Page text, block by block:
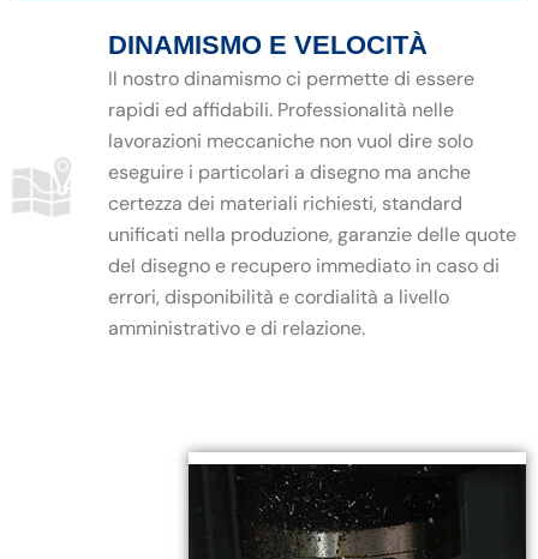
DINAMISMO E VELOCITÀ
Il nostro dinamismo ci permette di essere
rapidi ed affidabili. Professionalità nelle
lavorazioni meccaniche non vuol dire solo
eseguire i particolari a disegno ma anche
certezza dei materiali richiesti, standard
unificati nella produzione, garanzie delle quote
del disegno e recupero immediato in caso di
errori, disponibilità e cordialità a livello
amministrativo e di relazione.